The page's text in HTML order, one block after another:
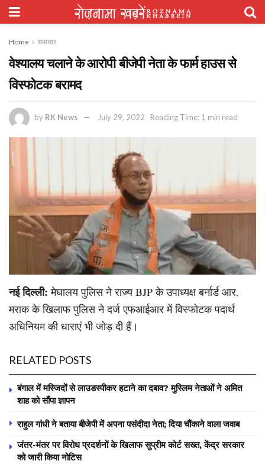
Home समाचार
वेश्यालय चलाने के आरोपी बीजेपी नेता के फार्म हाउस से
विस्फोटक बरामद
by RK News July 29, 2022 Reading Time: 1 min read
नई दिल्ली: मेघालय पुलिस ने राज्य BJP के उपाध्यक्ष बर्नार्ड आर.
मराक के खिलाफ पुलिस ने दर्ज एफआईआर में विस्फोटक पदार्थ
अधिनियम की धाराएं भी जोड़ दी हैं।
RELATED POSTS
बंगाल में मस्जिदों से लाउडस्पीकर हटाने का दबाव? मुस्लिम नेताओं ने अमित
शाह को सौंपा ज्ञापन
राहुल गांधी ने बताया बीजेपी में अपना पसंदीदा नेता; दिया चौंकाने वाला जवाब
जंतर-मंतर पर विरोध प्रदर्शनों के खिलाफ सुप्रीम कोर्ट सख्त, केंद्र सरकार
को जारी किया नोटिस